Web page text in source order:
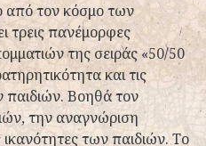
από τον κόσμο των
τρεις πανέμορφες
της σειράς «50/50
και τις
παιδιών. Βοηθά τον
την αναγνώριση
ικανότητες των παιδιών. Το